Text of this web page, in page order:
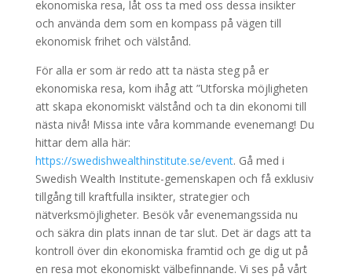
ekonomiska resa, låt oss ta med oss dessa insikter
och använda dem som en kompass på vägen till
ekonomisk frihet och välstånd.
För alla er som är redo att ta nästa steg på er
ekonomiska resa, kom ihåg att ”Utforska möjligheten
att skapa ekonomiskt välstånd och ta din ekonomi till
nästa nivå! Missa inte våra kommande evenemang! Du
hittar dem alla här:
https://swedishwealthinstitute.se/event. Gå med i
Swedish Wealth Institute-gemenskapen och få exklusiv
tillgång till kraftfulla insikter, strategier och
nätverksmöjligheter. Besök vår evenemangssida nu
och säkra din plats innan de tar slut. Det är dags att ta
kontroll över din ekonomiska framtid och ge dig ut på
en resa mot ekonomiskt välbefinnande. Vi ses på vårt